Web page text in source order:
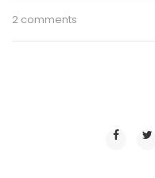
2 comments